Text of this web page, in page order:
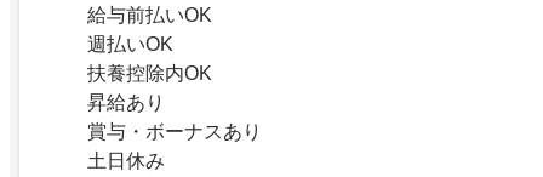
給与前払いOK
週払いOK
扶養控除内OK
昇給あり
賞与・ボーナスあり
土日休み